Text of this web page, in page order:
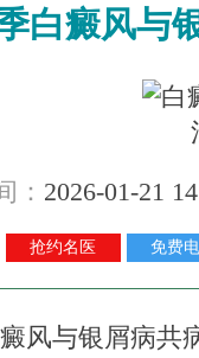
白癜风与
： 2026-01-21
抢约名医 免费
与银屑病共